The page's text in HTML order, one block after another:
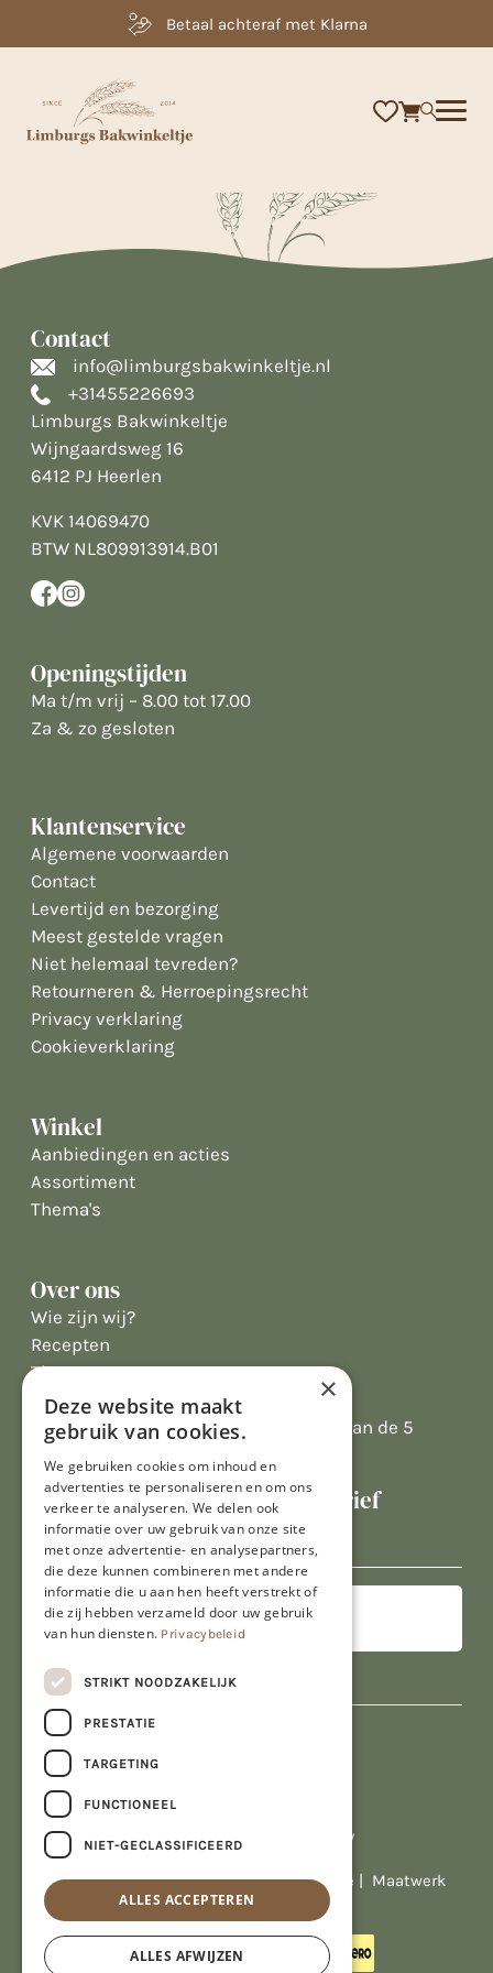
Laag geprijsd
Contact
info@limburgsbakwinkeltje.nl
+31455226693
Limburgs Bakwinkeltje
Wijngaardsweg 16
6412 PJ Heerlen
KVK 14069470
BTW NL809913914.B01
Openingstijden
Ma t/m vrij – 8.00 tot 17.00
Za & zo gesloten
Klantenservice
Algemene voorwaarden
Contact
Levertijd en bezorging
Meest gestelde vragen
Niet helemaal tevreden?
Retourneren & Herroepingsrecht
Privacy verklaring
Cookieverklaring
Winkel
Aanbiedingen en acties
Assortiment
Thema's
Over ons
Wie zijn wij?
Recepten
Tips
Recensies
Onze klanten waarderen ons met 4.9 van de 5
Schrijf je in voor onze nieuwsbrief
mailadres
Al onze prijzen zijn incl. BTW
© Copyright 2026 Limburgs Bakwinkeltje | Maatwerk
website webmix
×
Deze website maakt
gebruik van cookies.
We gebruiken cookies om inhoud en
advertenties te personaliseren en om ons
verkeer te analyseren. We delen ook
informatie over uw gebruik van onze site
met onze advertentie- en analysepartners,
die deze kunnen combineren met andere
informatie die u aan hen heeft verstrekt of
die zij hebben verzameld door uw gebruik
van hun diensten. Privacybeleid
STRIKT NOODZAKELIJK
PRESTATIE
TARGETING
FUNCTIONEEL
NIET-GECLASSIFICEERD
ALLES ACCEPTEREN
ALLES AFWIJZEN